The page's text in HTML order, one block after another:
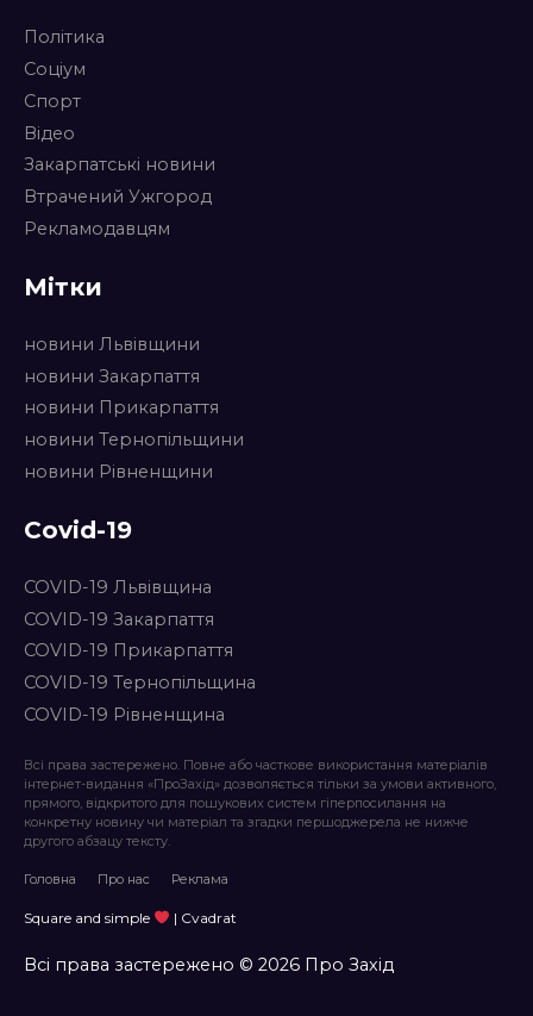
Політика
Соціум
Спорт
Відео
Закарпатські новини
Втрачений Ужгород
Рекламодавцям
Мітки
новини Львівщини
новини Закарпаття
новини Прикарпаття
новини Тернопільщини
новини Рівненщини
Covid-19
COVID-19 Львівщина
COVID-19 Закарпаття
COVID-19 Прикарпаття
COVID-19 Тернопільщина
COVID-19 Рівненщина
Всі права застережено. Повне або часткове використання матеріалів
інтернет-видання «ПроЗахід» дозволяється тільки за умови активного,
прямого, відкритого для пошукових систем гіперпосилання на
конкретну новину чи матеріал та згадки першоджерела не нижче
другого абзацу тексту.
Головна Про нас Реклама
Square and simple | Cvadrat
Всі права застережено © 2026 Про Захід